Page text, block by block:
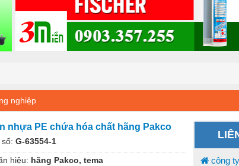
nghiệp
nhựa PE chứa hóa chất hãng Pakco
số: G-63554-1
hiệu: hãng Pakco, tema
công